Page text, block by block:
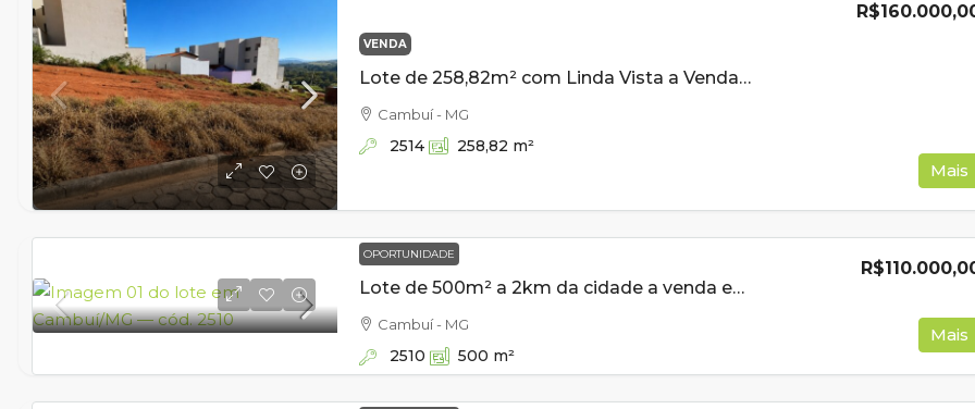
VENDA
Lote de 258,82m² com Linda Vista a Venda em Cambui MG
Cambuí - MG
2514 258,82 m²
Mais
OPORTUNIDADE
Lote de 500m² a 2km da cidade a venda em Cambui MG
Cambuí - MG
2510 500 m²
Mais